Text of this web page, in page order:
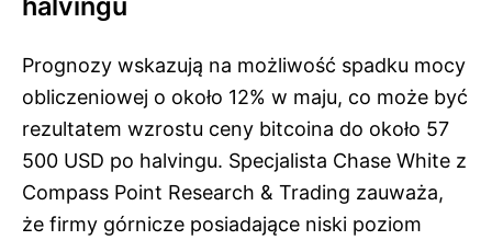
Prognozy wskazują na możliwość spadku mocy
obliczeniowej o około 12% w maju, co może być
rezultatem wzrostu ceny bitcoina do około 57
500 USD po halvingu. Specjalista Chase White z
Compass Point Research & Trading zauważa,
że firmy górnicze posiadające niski poziom